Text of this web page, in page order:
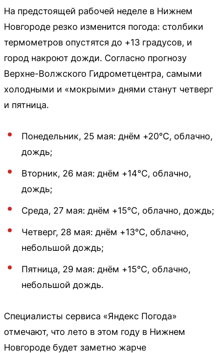
На предстоящей рабочей неделе в Нижнем
Новгороде резко изменится погода: столбики
термометров опустятся до +13 градусов, и
город накроют дожди. Согласно прогнозу
Верхне-Волжского Гидрометцентра, самыми
холодными и «мокрыми» днями станут четверг
и пятница.
Понедельник, 25 мая: днём +20°C, облачно,
дождь;
Вторник, 26 мая: днём +14°C, облачно,
дождь;
Среда, 27 мая: днём +15°C, облачно, дождь;
Четверг, 28 мая: днём +13°C, облачно,
небольшой дождь;
Пятница, 29 мая: днём +15°C, облачно,
небольшой дождь.
Специалисты сервиса «Яндекс Погода»
отмечают, что лето в этом году в Нижнем
Новгороде будет заметно жарче